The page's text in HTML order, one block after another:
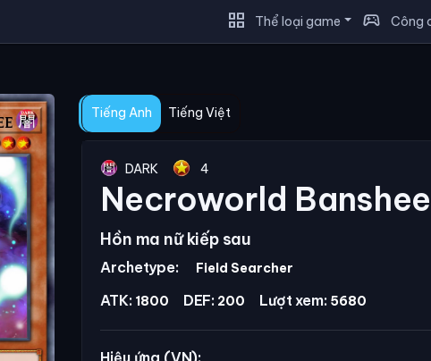
grid_view Thể loại game sports_esports Công
Tiếng Anh Tiếng Việt
DARK 4
Necroworld Banshee
Hồn ma nữ kiếp sau
Archetype: Field Searcher
ATK: 1800 DEF: 200 Lượt xem: 5680
Hiệu ứng (VN):